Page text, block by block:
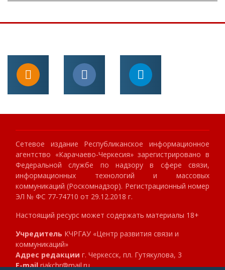
Сетевое издание Республиканское информационное
агентство «Карачаево-Черкесия» зарегистрировано в
Федеральной службе по надзору в сфере связи,
информационных технологий и массовых
коммуникаций (Роскомнадзор). Регистрационный номер
ЭЛ № ФС 77-74710 от 29.12.2018 г.
Настоящий ресурс может содержать материалы 18+
Учредитель КЧРГАУ «Центр развития связи и
коммуникаций»
Адрес редакции г. Черкесск, пл. Гутякулова, 3
E-mailriakchr@mail.ru